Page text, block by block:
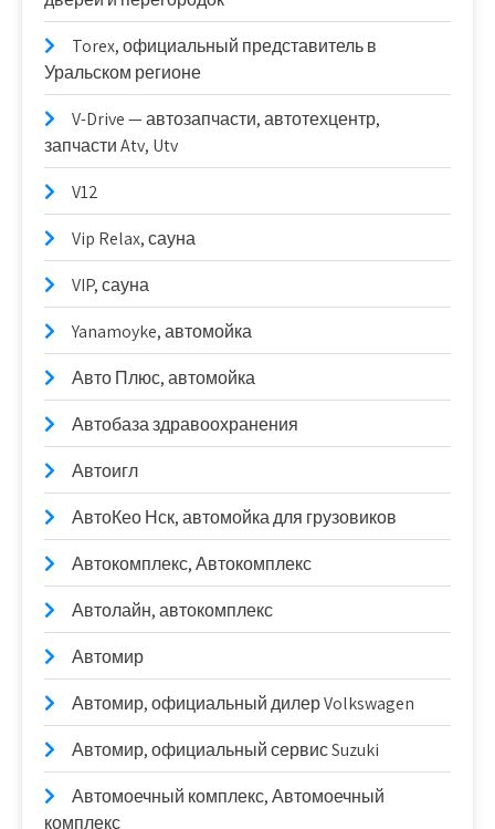
Torex, официальный представитель в
Уральском регионе
V-Drive — автозапчасти, автотехцентр,
запчасти Atv, Utv
V12
Vip Relax, сауна
VIP, сауна
Yanamoyke, автомойка
Авто Плюс, автомойка
Автобаза здравоохранения
Автоигл
АвтоКео Нск, автомойка для грузовиков
Автокомплекс, Автокомплекс
Автолайн, автокомплекс
Автомир
Автомир, официальный дилер Volkswagen
Автомир, официальный сервис Suzuki
Автомоечный комплекс, Автомоечный
комплекс